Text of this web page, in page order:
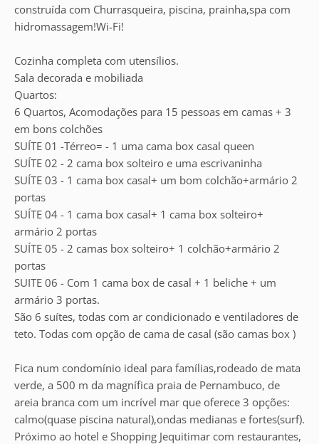
construída com Churrasqueira, piscina, prainha,spa com
hidromassagem!Wi-Fi!
Cozinha completa com utensílios.
Sala decorada e mobiliada
Quartos:
6 Quartos, Acomodações para 15 pessoas em camas + 3
em bons colchões
SUÍTE 01 -Térreo= - 1 uma cama box casal queen
SUÍTE 02 - 2 cama box solteiro e uma escrivaninha
SUÍTE 03 - 1 cama box casal+ um bom colchão+armário 2
portas
SUÍTE 04 - 1 cama box casal+ 1 cama box solteiro+
armário 2 portas
SUÍTE 05 - 2 camas box solteiro+ 1 colchão+armário 2
portas
SUITE 06 - Com 1 cama box de casal + 1 beliche + um
armário 3 portas.
São 6 suítes, todas com ar condicionado e ventiladores de
teto. Todas com opção de cama de casal (são camas box )
Fica num condomínio ideal para famílias,rodeado de mata
verde, a 500 m da magnífica praia de Pernambuco, de
areia branca com um incrível mar que oferece 3 opções:
calmo(quase piscina natural),ondas medianas e fortes(surf).
Próximo ao hotel e Shopping Jequitimar com restaurantes,